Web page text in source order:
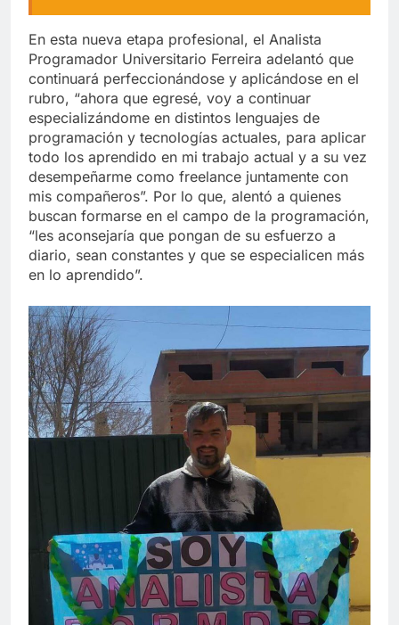
En esta nueva etapa profesional, el Analista
Programador Universitario Ferreira adelantó que
continuará perfeccionándose y aplicándose en el
rubro, “ahora que egresé, voy a continuar
especializándome en distintos lenguajes de
programación y tecnologías actuales, para aplicar
todo los aprendido en mi trabajo actual y a su vez
desempeñarme como freelance juntamente con
mis compañeros”. Por lo que, alentó a quienes
buscan formarse en el campo de la programación,
“les aconsejaría que pongan de su esfuerzo a
diario, sean constantes y que se especialicen más
en lo aprendido”.